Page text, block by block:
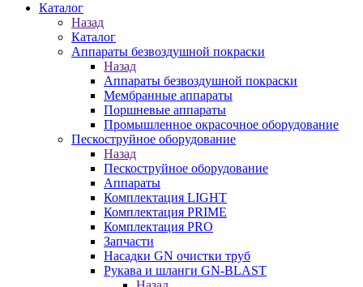
Каталог
Назад
Каталог
Аппараты безвоздушной покраски
Назад
Аппараты безвоздушной покраски
Мембранные аппараты
Поршневые аппараты
Промышленное окрасочное оборудование
Пескоструйное оборудование
Назад
Пескоструйное оборудование
Аппараты
Комплектация LIGHT
Комплектация PRIME
Комплектация PRO
Запчасти
Насадки GN очистки труб
Рукава и шланги GN-BLAST